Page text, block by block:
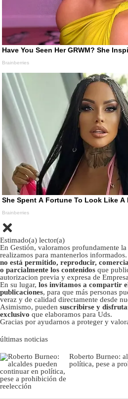
Estimado(a) lector(a)
En Gestión, valoramos profundamente
realizamos para mantenerlos informados.
no está permitido, reproducir,
o parcialmente los contenidos que
autorizacion previa y expresa de
En su lugar, los invitamos a compartir
publicaciones, para que más personas
veraz y de calidad directamente desde
Asimismo, pueden suscribirse y
exclusivo que elaboramos para Uds.
Gracias por ayudarnos a proteger y
últimas noticias
Roberto Burneo:
política, pese a